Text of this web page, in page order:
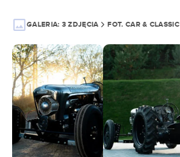
GALERIA: 3 ZDJĘCIA FOT. CAR & CLASSIC